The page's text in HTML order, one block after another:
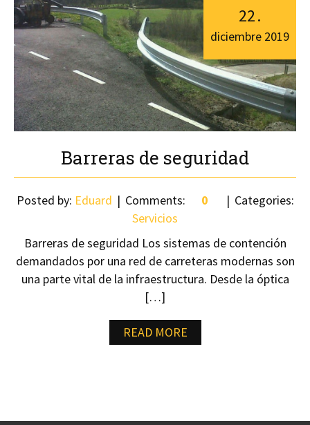
Barreras de seguridad
22.
diciembre 2019
Posted by: Eduard Comments: 0
Categories:
Servicios
Barreras de seguridad Los sistemas de contención
demandados por una red de carreteras modernas son
una parte vital de la infraestructura. Desde la óptica
[…]
READ MORE